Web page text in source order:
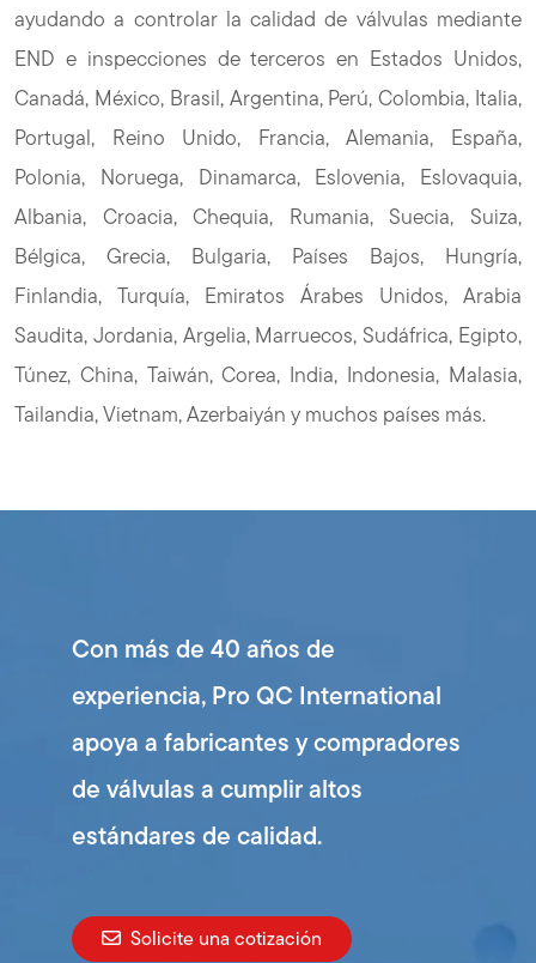
ayudando a controlar la calidad de válvulas mediante
END e inspecciones de terceros en Estados Unidos,
Canadá, México, Brasil, Argentina, Perú, Colombia, Italia,
Portugal, Reino Unido, Francia, Alemania, España,
Polonia, Noruega, Dinamarca, Eslovenia, Eslovaquia,
Albania, Croacia, Chequia, Rumania, Suecia, Suiza,
Bélgica, Grecia, Bulgaria, Países Bajos, Hungría,
Finlandia, Turquía, Emiratos Árabes Unidos, Arabia
Saudita, Jordania, Argelia, Marruecos, Sudáfrica, Egipto,
Túnez, China, Taiwán, Corea, India, Indonesia, Malasia,
Tailandia, Vietnam, Azerbaiyán y muchos países más.
Con más de 40 años de
experiencia, Pro QC International
apoya a fabricantes y compradores
de válvulas a cumplir altos
estándares de calidad.
Solicite una cotización